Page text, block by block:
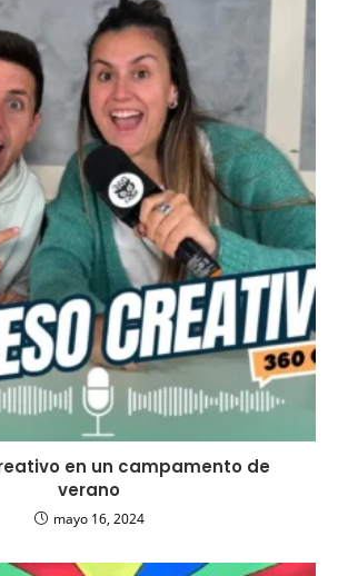
en un campamento de
verano
mayo 16, 2024